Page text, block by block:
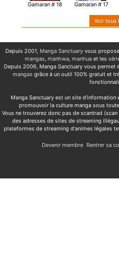
Gamaran # 18 Gamaran # 17
Voir tous
Depuis 2001, Manga Sanctuary vous
mangas, manhwa, manhuaet les
Depuis 2006, Manga Sanctuary vous permet
mangas grâce à un outil 100% gratuit et
Manga Sanctuary est un site
promouvoir la culture manga sous
Vous ne trouverez donc pas de scantrad
des adresses de sites de streaming
plateformes de streaming d'animes légales
Devenir membre Rentrer sa